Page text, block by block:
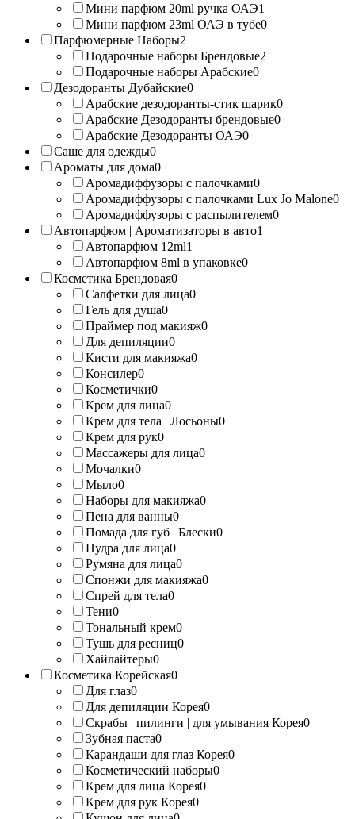
Мини парфюм 20ml ручка ОАЭ1
Мини парфюм 23ml ОАЭ в тубе0
Парфюмерные Наборы2
Подарочные наборы Брендовые2
Подарочные наборы Арабские0
Дезодоранты Дубайские0
Арабские дезодоранты-стик шарик0
Арабские Дезодоранты брендовые0
Арабские Дезодоранты ОАЭ0
Саше для одежды0
Ароматы для дома0
Аромадиффузоры с палочками0
Аромадиффузоры с палочками Lux Jo Malone0
Аромадиффузоры с распылителем0
Автопарфюм | Ароматизаторы в авто1
Автопарфюм 12ml1
Автопарфюм 8ml в упаковке0
Косметика Брендовая0
Салфетки для лица0
Гель для душа0
Праймер под макияж0
Для депиляции0
Кисти для макияжа0
Консилер0
Косметички0
Крем для лица0
Крем для тела | Лосьоны0
Крем для рук0
Массажеры для лица0
Мочалки0
Мыло0
Наборы для макияжа0
Пена для ванны0
Помада для губ | Блески0
Пудра для лица0
Румяна для лица0
Спонжи для макияжа0
Спрей для тела0
Тени0
Тональный крем0
Тушь для ресниц0
Хайлайтеры0
Косметика Корейская0
Для глаз0
Для депиляции Корея0
Скрабы | пилинги | для умывания Корея0
Зубная паста0
Карандаши для глаз Корея0
Косметический наборы0
Крем для лица Корея0
Крем для рук Корея0